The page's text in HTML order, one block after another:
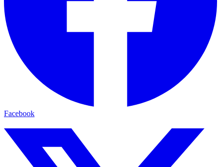
Facebook